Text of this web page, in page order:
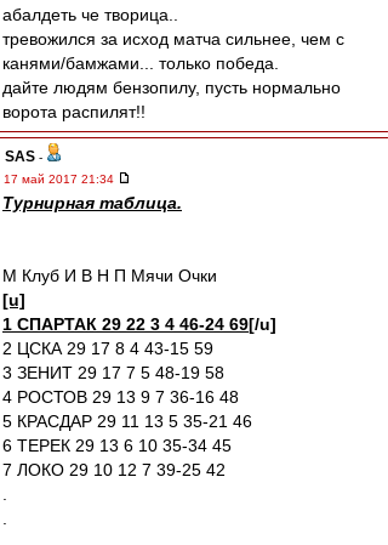
абалдеть че творица..
тревожился за исход матча сильнее, чем с
канями/бамжами... только победа.
дайте людям бензопилу, пусть нормально
ворота распилят!!
SAS -
17 май 2017 21:34
Турнирная таблица.
М Клуб И В Н П Мячи Очки
[u]
1 СПАРТАК 29 22 3 4 46-24 69[/u]
2 ЦСКА 29 17 8 4 43-15 59
3 ЗЕНИТ 29 17 7 5 48-19 58
4 РОСТОВ 29 13 9 7 36-16 48
5 КРАСДАР 29 11 13 5 35-21 46
6 ТЕРЕК 29 13 6 10 35-34 45
7 ЛОКО 29 10 12 7 39-25 42